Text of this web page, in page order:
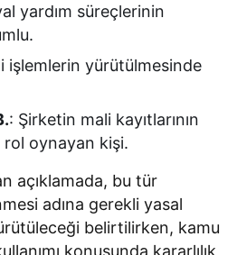
yardım süreçlerinin
işlemlerin yürütülmesinde
: Şirketin mali kayıtlarının
oynayan kişi.
açıklamada, bu tür
adına gerekli yasal
belirtilirken, kamu
konusunda kararlılık